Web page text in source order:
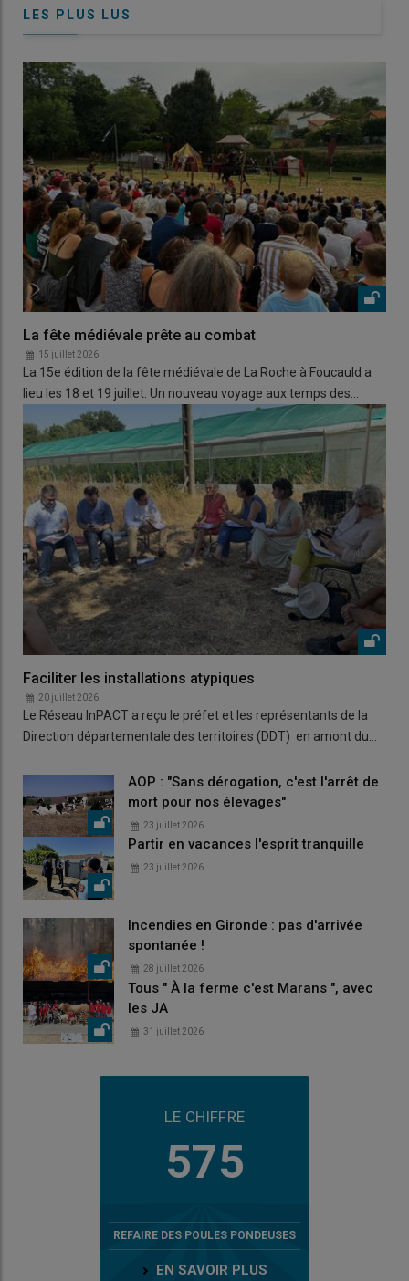
LES PLUS LUS
La fête médiévale prête au combat
15 juillet 2026
La 15e édition de la fête médiévale de La Roche à Foucauld a
lieu les 18 et 19 juillet. Un nouveau voyage aux temps des…
Faciliter les installations atypiques
20 juillet 2026
Le Réseau InPACT a reçu le préfet et les représentants de la
Direction départementale des territoires (DDT) en amont du…
AOP : "Sans dérogation, c'est l'arrêt de
mort pour nos élevages"
23 juillet 2026
Partir en vacances l'esprit tranquille
23 juillet 2026
Incendies en Gironde : pas d'arrivée
spontanée !
28 juillet 2026
Tous " À la ferme c'est Marans ", avec
les JA
31 juillet 2026
LE CHIFFRE
575
REFAIRE DES POULES PONDEUSES
EN SAVOIR PLUS